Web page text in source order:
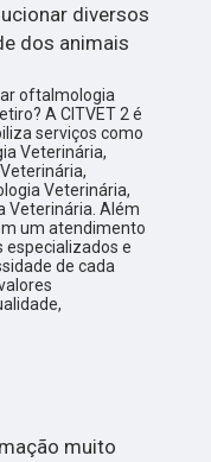
diversos
dos animais
oftalmologia
A CITVET 2 é
serviços como
Veterinária,
Veterinária,
Veterinária. Além
um atendimento
especializados e
de cada
muito